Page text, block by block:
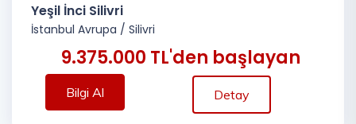
Yeşil İnci Silivri
İstanbul Avrupa / Silivri
9.375.000 TL'den başlayan
Bilgi Al Detay